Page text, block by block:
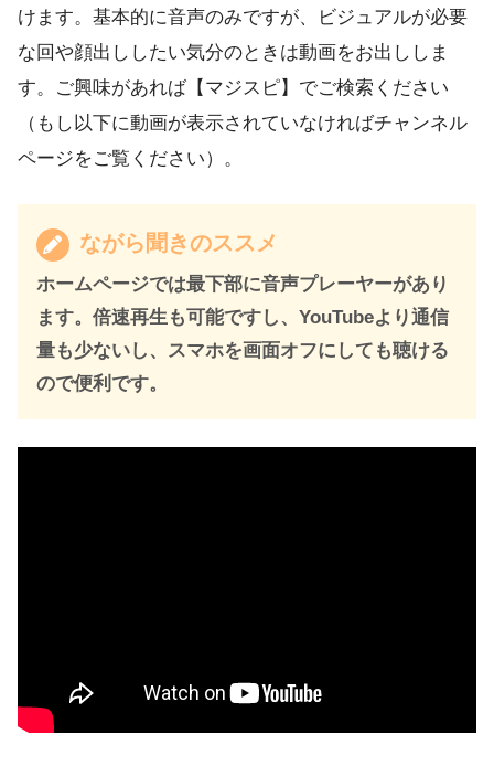
けます。基本的に音声のみですが、ビジュアルが必要
な回や顔出ししたい気分のときは動画をお出ししま
す。ご興味があれば【マジスピ】でご検索ください
（もし以下に動画が表示されていなければチャンネル
ページをご覧ください）。
ながら聞きのススメ
ホームページでは最下部に音声プレーヤーがあり
ます。倍速再生も可能ですし、YouTubeより通信
量も少ないし、スマホを画面オフにしても聴ける
ので便利です。